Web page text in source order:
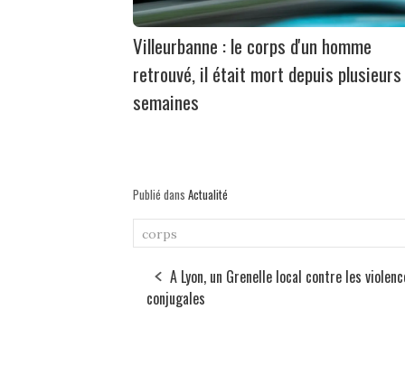
Villeurbanne : le corps d'un homme
retrouvé, il était mort depuis plusieurs
semaines
Publié dans Actualité
corps
A Lyon, un Grenelle local contre les
conjugales